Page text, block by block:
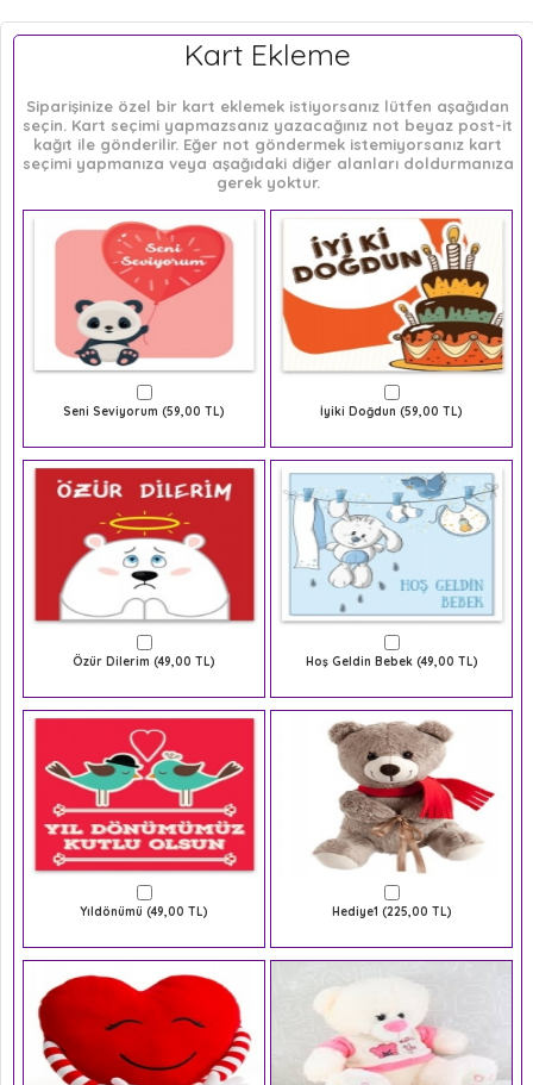
Kart Ekleme
Siparişinize özel bir kart eklemek istiyorsanız lütfen aşağıdan
seçin. Kart seçimi yapmazsanız yazacağınız not beyaz post-it
kağıt ile gönderilir. Eğer not göndermek istemiyorsanız kart
seçimi yapmanıza veya aşağıdaki diğer alanları doldurmanıza
gerek yoktur.
Seni Seviyorum (59,00 TL) İyiki Doğdun (59,00 TL)
Özür Dilerim (49,00 TL) Hoş Geldin Bebek (49,00 TL)
Yıldönümü (49,00 TL) Hediye1 (225,00 TL)